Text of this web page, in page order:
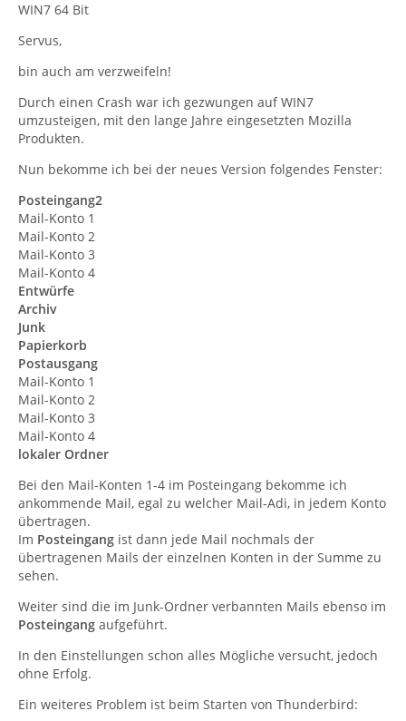
WIN7 64 Bit
Servus,
bin auch am verzweifeln!
Durch einen Crash war ich gezwungen auf WIN7
umzusteigen, mit den lange Jahre eingesetzten Mozilla
Produkten.
Nun bekomme ich bei der neues Version folgendes Fenster:
Posteingang2
Mail-Konto 1
Mail-Konto 2
Mail-Konto 3
Mail-Konto 4
Entwürfe
Archiv
Junk
Papierkorb
Postausgang
Mail-Konto 1
Mail-Konto 2
Mail-Konto 3
Mail-Konto 4
lokaler Ordner
Bei den Mail-Konten 1-4 im Posteingang bekomme ich
ankommende Mail, egal zu welcher Mail-Adi, in jedem Konto
übertragen.
Im Posteingang ist dann jede Mail nochmals der
übertragenen Mails der einzelnen Konten in der Summe zu
sehen.
Weiter sind die im Junk-Ordner verbannten Mails ebenso im
Posteingang aufgeführt.
In den Einstellungen schon alles Mögliche versucht, jedoch
ohne Erfolg.
Ein weiteres Problem ist beim Starten von Thunderbird: